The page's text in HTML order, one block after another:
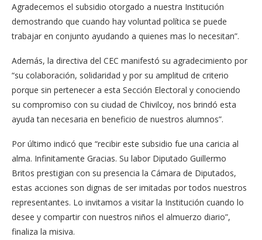
Agradecemos el subsidio otorgado a nuestra Institución
demostrando que cuando hay voluntad política se puede
trabajar en conjunto ayudando a quienes mas lo necesitan”.
Además, la directiva del CEC manifestó su agradecimiento por
“su colaboración, solidaridad y por su amplitud de criterio
porque sin pertenecer a esta Sección Electoral y conociendo
su compromiso con su ciudad de Chivilcoy, nos brindó esta
ayuda tan necesaria en beneficio de nuestros alumnos”.
Por último indicó que “recibir este subsidio fue una caricia al
alma. Infinitamente Gracias. Su labor Diputado Guillermo
Britos prestigian con su presencia la Cámara de Diputados,
estas acciones son dignas de ser imitadas por todos nuestros
representantes. Lo invitamos a visitar la Institución cuando lo
desee y compartir con nuestros niños el almuerzo diario”,
finaliza la misiva.